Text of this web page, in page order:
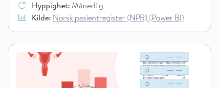
Hyppighet: Månedlig
Kilde: Norsk pasientregister (NPR) (Power BI)